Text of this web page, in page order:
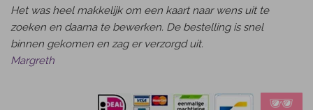
Het was heel makkelijk om een kaart naar wens uit te
zoeken en daarna te bewerken. De bestelling is snel
binnen gekomen en zag er verzorgd uit.
Margreth